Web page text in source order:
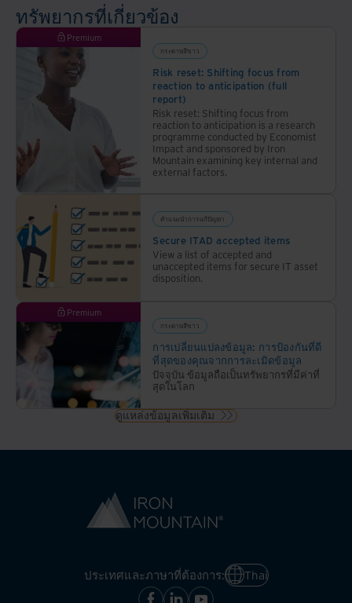
ประสิทธิภาพ
ลด
ความ
ปกป้อง
สิ่ง
แวดล้อม
ใน
ปกป้อง
และ
ปลด
ล็อก
คุณค่า
ของ
สิ่งที่
สำคัญ
สำหรับ
พวก
เขา
ในรูป
แบบที่
เป็น
นวัตกรรม
และ
รับผิด
ชอบ
ต่อ
สังคม
ทรัพยากรที่เกี่ยวข้อง
Premium
กระดาษสีขาว
Risk reset: Shifting focus from
reaction to anticipation (full
report)
Risk reset: Shifting focus from
reaction to anticipation is a research
programme conducted by Economist
Impact and sponsored by Iron
Mountain examining key internal and
external factors.
คำแนะนำการแก้ปัญหา
Secure ITAD accepted items
View a list of accepted and
unaccepted items for secure IT asset
disposition.
Premium
กระดาษสีขาว
การเปลี่ยนแปลงข้อมูล: การป้องกันที่ดี
ที่สุดของคุณจากการละเมิดข้อมูล
ปัจจุบัน ข้อมูลถือเป็นทรัพยากรที่มีค่าที่
สุดในโลก
ดูแหล่งข้อมูลเพิ่มเติม
ประเทศและภาษาที่ต้องการ: Thai